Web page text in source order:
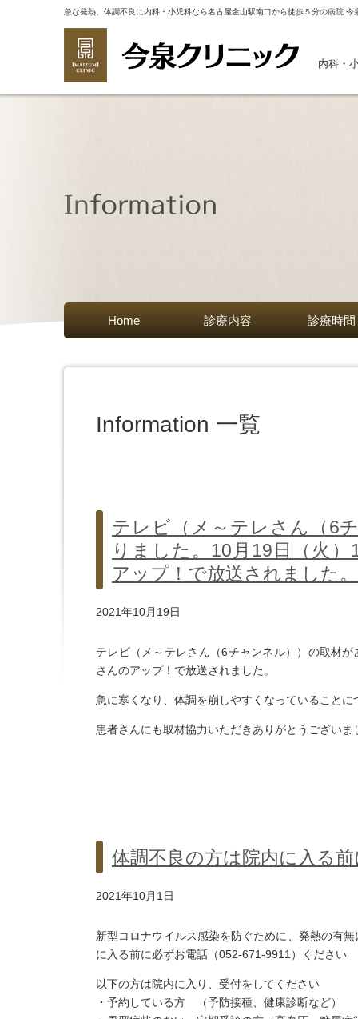
急な発熱、体調不良に内科・小児科なら名古屋金山駅南口から徒歩５分の病院 今
内科・
Home 診療内容 診療時間
Information 一覧
テレビ（メ～テレさん（6
りました。10月19日（火
アップ！で放送されました。
2021年10月19日
テレビ（メ～テレさん（6チャンネル））の取材
さんのアップ！で放送されました。
急に寒くなり、体調を崩しやすくなっていることに
患者さんにも取材協力いただきありがとうございま
体調不良の方は院内に入る
2021年10月1日
新型コロナウイルス感染を防ぐために、発熱の有
に入る前に必ずお電話（052-671-9911）ください
以下の方は院内に入り、受付をしてください
・予約している方 （予防接種、健康診断など）